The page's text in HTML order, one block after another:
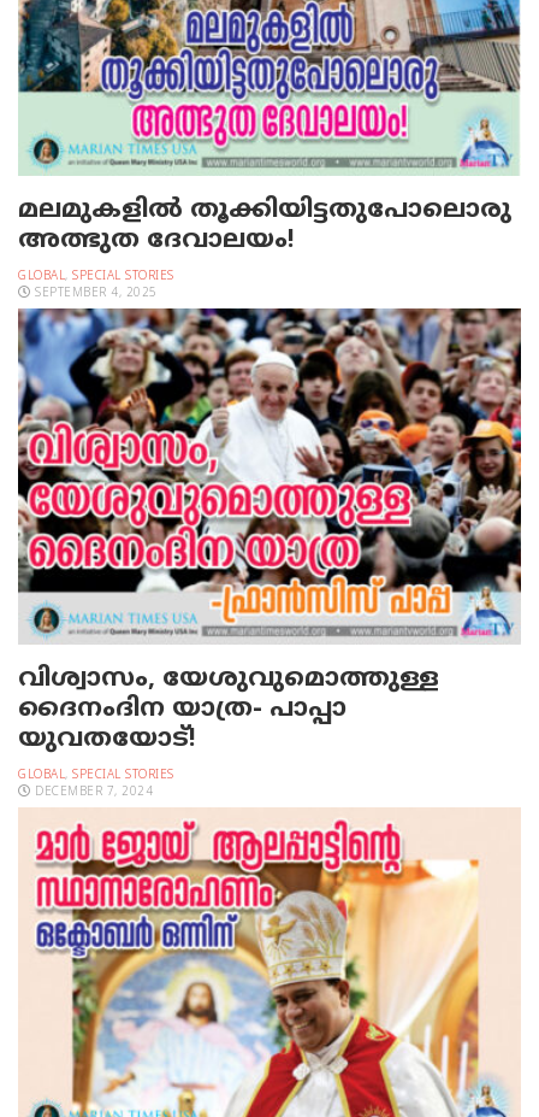
മലമുകളില്‍ തൂക്കിയിട്ടതുപോലൊരു
അത്ഭുത ദേവാലയം!
GLOBAL, SPECIAL STORIES
SEPTEMBER 4, 2025
വിശ്വാസം, യേശുവുമൊത്തുള്ള
ദൈനംദിന യാത്ര- പാപ്പാ
യുവതയോട്!
GLOBAL, SPECIAL STORIES
DECEMBER 7, 2024